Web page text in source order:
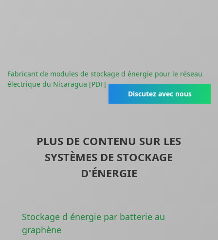
Fabricant de modules de stockage d énergie pour le réseau
électrique du Nicaragua [PDF]
Discutez avec nous
PLUS DE CONTENU SUR LES
SYSTÈMES DE STOCKAGE
D'ÉNERGIE
Stockage d énergie par batterie au
graphène